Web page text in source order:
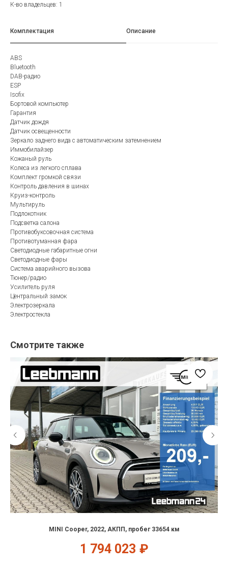
К-во владельцев: 1
Комплектация Описание
ABS
Bluetooth
DAB-радио
ESP
Isofix
Бортовой компьютер
Гарантия
Датчик дождя
Датчик освещенности
Зеркало заднего вида с автоматическим затемнением
Иммобилайзер
Кожаный руль
Колеса из легкого сплава
Комплект громкой связи
Контроль давления в шинах
Круиз-контроль
Мультируль
Подлокотник
Подсветка салона
Противобуксовочная система
Противотуманная фара
Светодиодные габаритные огни
Светодиодные фары
Система аварийного вызова
Тюнер/радио
Усилитель руля
Центральный замок
Электрозеркала
Электростекла
Смотрите также
MINI Cooper, 2022, АКПП, пробег 33654 км
1 794 023 ₽